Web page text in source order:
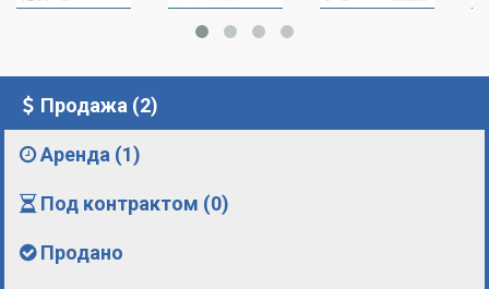
Продажа (2)
Аренда (1)
Под контрактом (0)
Продано